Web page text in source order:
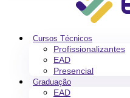
Cursos Técnicos
Profissionalizantes
EAD
Presencial
Graduação
EAD